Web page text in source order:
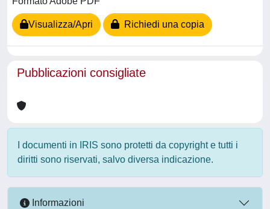
Visualizza/Apri Richiedi una copia
Pubblicazioni consigliate
I documenti in IRIS sono protetti da copyright e tutti i
diritti sono riservati, salvo diversa indicazione.
Informazioni